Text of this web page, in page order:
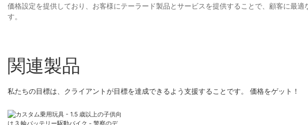
価格設定を提供しており、お客様にテーラード製品とサービスを提供することで、顧客に最
す。
関連製品
私たちの目標は、クライアントが目標を達成できるよう支援することです。 価格をゲット！